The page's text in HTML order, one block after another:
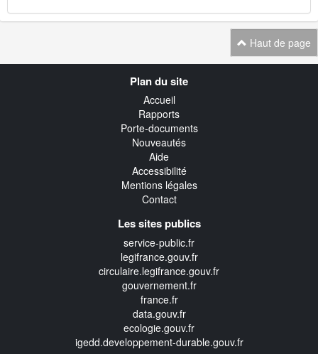
Haut de page
Plan du site
Accueil
Rapports
Porte-documents
Nouveautés
Aide
Accessibilité
Mentions légales
Contact
Les sites publics
service-public.fr
legifrance.gouv.fr
circulaire.legifrance.gouv.fr
gouvernement.fr
france.fr
data.gouv.fr
ecologie.gouv.fr
igedd.developpement-durable.gouv.fr